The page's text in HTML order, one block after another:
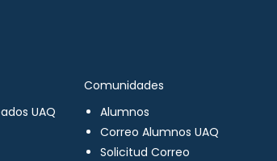
UAQ
Comunidades
Alumnos
Correo Alumnos UAQ
Solicitud Correo